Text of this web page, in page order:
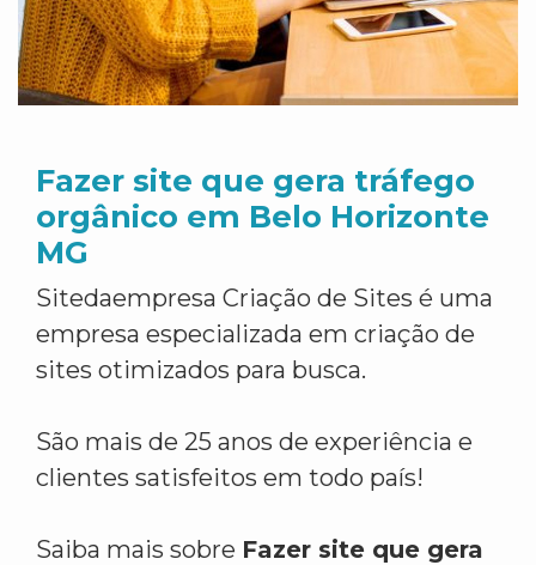
Fazer site que gera tráfego
orgânico em Belo Horizonte
MG
Sitedaempresa Criação de Sites é uma
empresa especializada em criação de
sites otimizados para busca.
São mais de 25 anos de experiência e
clientes satisfeitos em todo país!
Saiba mais sobre Fazer site que gera